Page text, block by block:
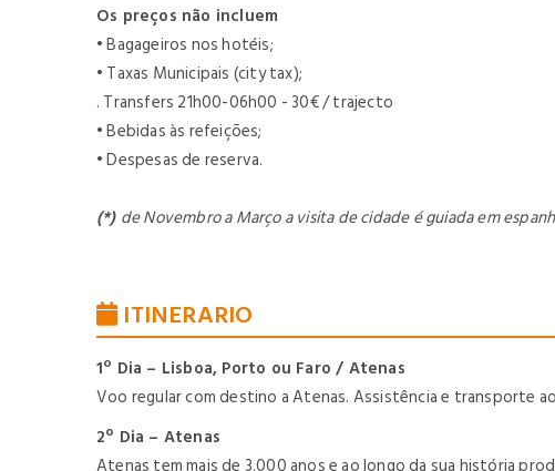
Os preços não incluem
• Bagageiros nos hotéis;
• Taxas Municipais (city tax);
. Transfers 21h00-06h00 - 30€ / trajecto
• Bebidas às refeições;
• Despesas de reserva.
(*) de Novembro a Março a visita de cidade é guiada em
ITINERARIO
1º Dia – Lisboa, Porto ou Faro / Atenas
Voo regular com destino a Atenas. Assistência e transporte
2º Dia – Atenas